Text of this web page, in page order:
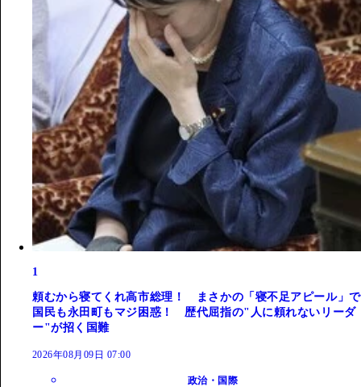
1
頼むから寝てくれ高市総理！ まさかの「寝不足アピール」で
国民も永田町もマジ困惑！ 歴代屈指の"人に頼れないリーダ
ー"が招く国難
2026年08月09日 07:00
政治・国際